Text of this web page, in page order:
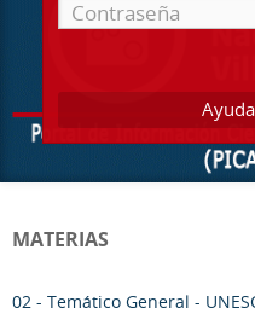
MATERIAS
02 - Temático General -